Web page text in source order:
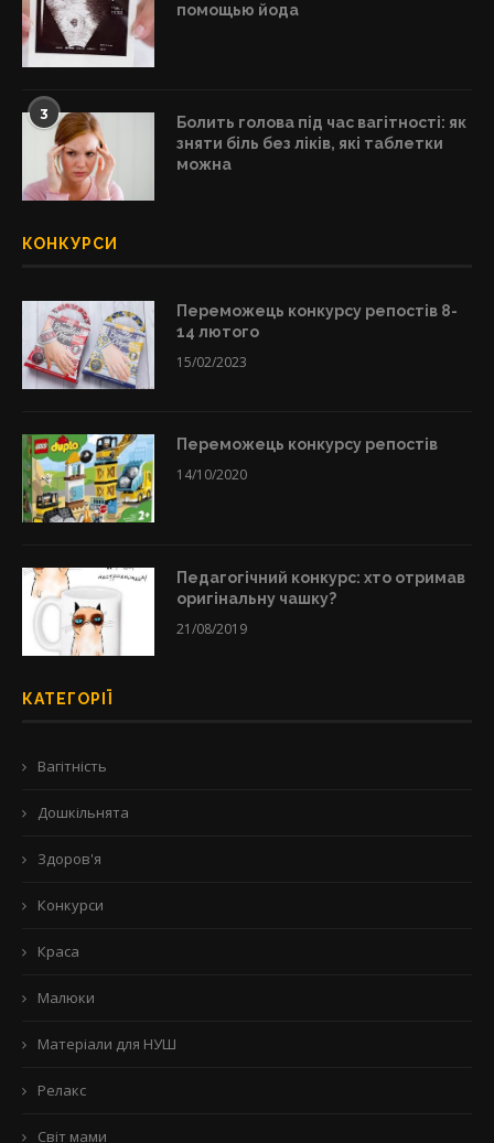
помощью йода
3
Болить голова під час вагітності: як
зняти біль без ліків, які таблетки
можна
КОНКУРСИ
Переможець конкурсу репостів 8-
14 лютого
15/02/2023
Переможець конкурсу репостів
14/10/2020
Педагогічний конкурс: хто отримав
оригінальну чашку?
21/08/2019
КАТЕГОРІЇ
Вагітність
Дошкільнята
Здоров'я
Конкурси
Краса
Малюки
Матеріали для НУШ
Релакс
Світ мами